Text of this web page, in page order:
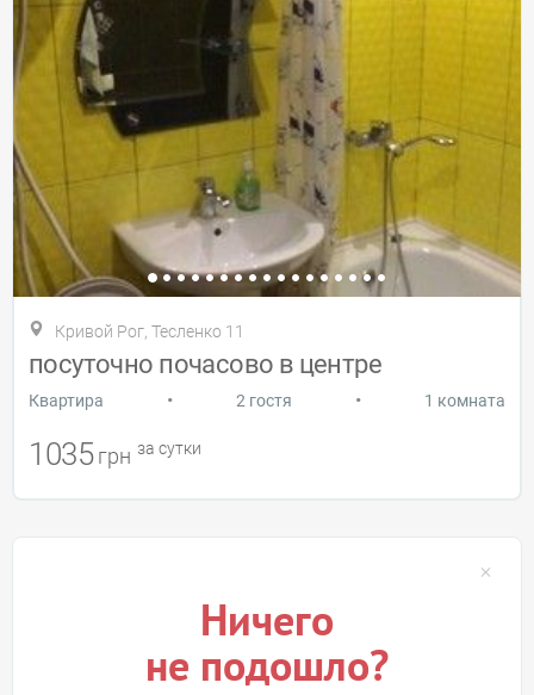
Кривой Рог, Тесленко 11
посуточно почасово в центре
Квартира • 2 гостя • 1 комната
1035 грн за сутки
Ничего
не подошло?